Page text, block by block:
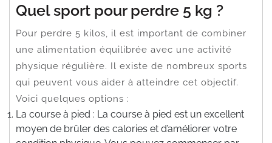
Quel sport pour perdre 5 kg ?
Pour perdre 5 kilos, il est important de combiner
une alimentation équilibrée avec une activité
physique régulière. Il existe de nombreux sports
qui peuvent vous aider à atteindre cet objectif.
Voici quelques options :
La course à pied : La course à pied est un excellent
moyen de brûler des calories et d’améliorer votre